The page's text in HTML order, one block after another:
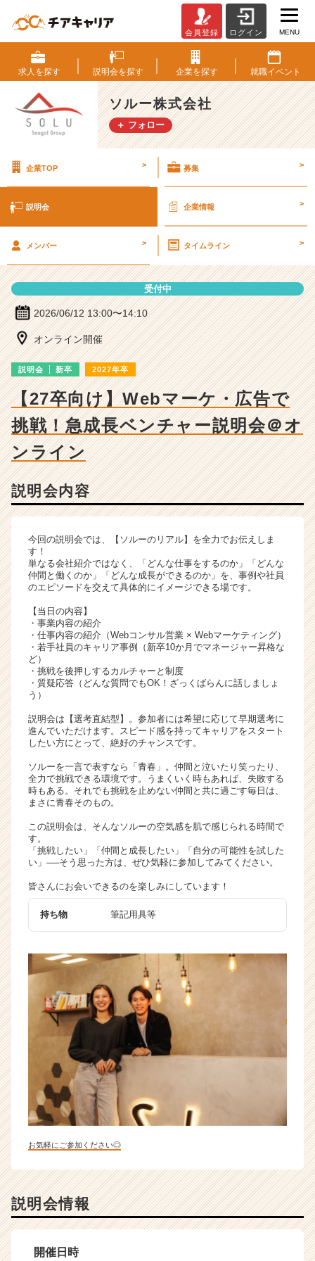
ル
ー
株
式
会
社
会
|
成
業
か
ら
ス
カ
ウ
サ
ト
チ
ャ
リ
（C
h
e
C
a
r
e
r）
会員登録 ログイン MENU
求人を探す 説明会を探す 企業を探す 就職イベント
ソルー株式会社
＋ フォロー
企業TOP > 募集 >
説明会 企業情報 >
メンバー > タイムライン >
受付中
2026/06/12 13:00〜14:10
オンライン開催
説明会 新卒 2027年卒
【27卒向け】Webマーケ・広告で
挑戦！急成長ベンチャー説明会＠オ
ンライン
説明会内容
今回の説明会では、【ソルーのリアル】を全力でお伝えしま
す！
単なる会社紹介ではなく、「どんな仕事をするのか」「どんな
仲間と働くのか」「どんな成長ができるのか」を、事例や社員
のエピソードを交えて具体的にイメージできる場です。
【当日の内容】
・事業内容の紹介
・仕事内容の紹介（Webコンサル営業 × Webマーケティング）
・若手社員のキャリア事例（新卒10か月でマネージャー昇格な
ど）
・挑戦を後押しするカルチャーと制度
・質疑応答（どんな質問でもOK！ざっくばらんに話しましょ
う）
説明会は【選考直結型】。参加者には希望に応じて早期選考に
進んでいただけます。スピード感を持ってキャリアをスタート
したい方にとって、絶好のチャンスです。
ソルーを一言で表すなら「青春」。仲間と泣いたり笑ったり、
全力で挑戦できる環境です。うまくいく時もあれば、失敗する
時もある。それでも挑戦を止めない仲間と共に過ごす毎日は、
まさに青春そのもの。
この説明会は、そんなソルーの空気感を肌で感じられる時間で
す。
「挑戦したい」「仲間と成長したい」「自分の可能性を試した
い」──そう思った方は、ぜひ気軽に参加してみてください。
皆さんにお会いできるのを楽しみにしています！
持ち物 筆記用具等
お気軽にご参加ください◎
説明会情報
開催日時